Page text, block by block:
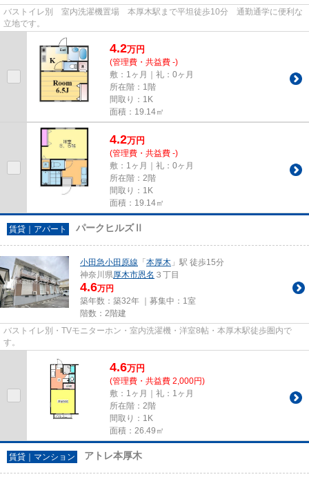
バストイレ別 室内洗濯機置場 本厚木駅まで平坦徒歩10分 通勤通学に便利な
立地です。
4.2万円
(管理費・共益費 -)
敷：1ヶ月｜礼：0ヶ月
所在階：1階
間取り：1K
面積：19.14㎡
4.2万円
(管理費・共益費 -)
敷：1ヶ月｜礼：0ヶ月
所在階：2階
間取り：1K
面積：19.14㎡
賃貸｜アパート パークヒルズⅡ
小田急小田原線 「本厚木 」駅 徒歩15分
神奈川県厚木市恩名 ３丁目
4.6万円
築年数：築32年 ｜募集中： 1室
階数：2階建
バストイレ別・TVモニターホン・室内洗濯機・洋室8帖・本厚木駅徒歩圏内で
す。
4.6万円
(管理費・共益費 2,000円)
敷：1ヶ月｜礼：1ヶ月
所在階：2階
間取り：1K
面積：26.49㎡
賃貸｜マンション アトレ本厚木